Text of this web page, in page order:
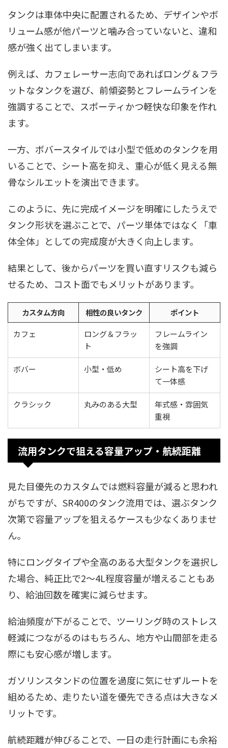
タンクは車体中央に配置されるため、デザインやボ
リューム感が他パーツと噛み合っていないと、違和
感が強く出てしまいます。
例えば、カフェレーサー志向であればロング＆フラ
ットなタンクを選び、前傾姿勢とフレームラインを
強調することで、スポーティかつ軽快な印象を作れ
ます。
一方、ボバースタイルでは小型で低めのタンクを用
いることで、シート高を抑え、重心が低く見える無
骨なシルエットを演出できます。
このように、先に完成イメージを明確にしたうえで
タンク形状を選ぶことで、パーツ単体ではなく「車
体全体」としての完成度が大きく向上します。
結果として、後からパーツを買い直すリスクも減ら
せるため、コスト面でもメリットがあります。
カスタム方向 相性の良いタンク
ポイント
カフェ
ロング＆フラッ
ト
フレームライン
を強調
ボバー 小型・低め
シート高を下げ
て一体感
クラシック 丸みのある大型
年式感・雰囲気
重視
流用タンクで狙える容量アップ・航続距離
見た目優先のカスタムでは燃料容量が減ると思われ
がちですが、SR400のタンク流用では、選ぶタンク
次第で容量アップを狙えるケースも少なくありませ
ん。
特にロングタイプや全高のある大型タンクを選択し
た場合、純正比で2〜4L程度容量が増えることもあ
り、給油回数を確実に減らせます。
給油頻度が下がることで、ツーリング時のストレス
軽減につながるのはもちろん、地方や山間部を走る
際にも安心感が増します。
ガソリンスタンドの位置を過度に気にせずルートを
組めるため、走りたい道を優先できる点は大きなメ
リットです。
航続距離が伸びることで、一日の走行計画にも余裕